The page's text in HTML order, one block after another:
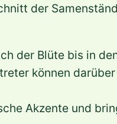
der
der Blüte bis in
können
Akzente und